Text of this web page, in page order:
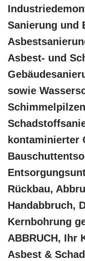
Sanierung und
Asbest- und
sowie
kontaminierter
Rückbau,
Handabbruch,
Kernbohrung
ABBRUCH, Ihr
Asbest &